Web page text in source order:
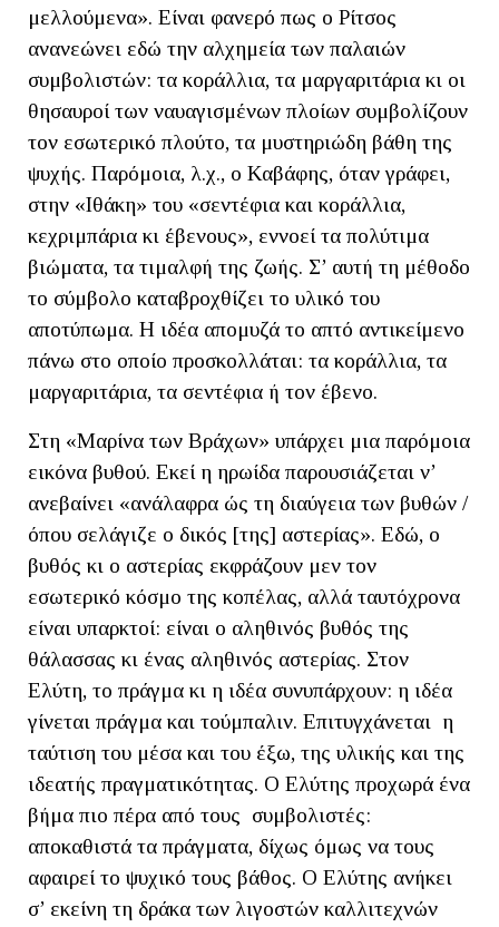
μελλούμενα». Είναι φανερό πως ο Ρίτσος
ανανεώνει εδώ την αλχημεία των παλαιών
συμβολιστών: τα κοράλλια, τα μαργαριτάρια κι οι
θησαυροί των ναυαγισμένων πλοίων συμβολίζουν
τον εσωτερικό πλούτο, τα μυστηριώδη βάθη της
ψυχής. Παρόμοια, λ.χ., ο Καβάφης, όταν γράφει,
στην «Ιθάκη» του «σεντέφια και κοράλλια,
κεχριμπάρια κι έβενους», εννοεί τα πολύτιμα
βιώματα, τα τιμαλφή της ζωής. Σ’ αυτή τη μέθοδο
το σύμβολο καταβροχθίζει το υλικό του
αποτύπωμα. Η ιδέα απομυζά το απτό αντικείμενο
πάνω στο οποίο προσκολλάται: τα κοράλλια, τα
μαργαριτάρια, τα σεντέφια ή τον έβενο.
Στη «Μαρίνα των Βράχων» υπάρχει μια παρόμοια
εικόνα βυθού. Εκεί η ηρωίδα παρουσιάζεται ν’
ανεβαίνει «ανάλαφρα ώς τη διαύγεια των βυθών /
όπου σελάγιζε ο δικός [της] αστερίας». Εδώ, ο
βυθός κι ο αστερίας εκφράζουν μεν τον
εσωτερικό κόσμο της κοπέλας, αλλά ταυτόχρονα
είναι υπαρκτοί: είναι ο αληθινός βυθός της
θάλασσας κι ένας αληθινός αστερίας. Στον
Ελύτη, το πράγμα κι η ιδέα συνυπάρχουν: η ιδέα
γίνεται πράγμα και τούμπαλιν. Επιτυγχάνεται η
ταύτιση του μέσα και του έξω, της υλικής και της
ιδεατής πραγματικότητας. Ο Ελύτης προχωρά ένα
βήμα πιο πέρα από τους συμβολιστές:
αποκαθιστά τα πράγματα, δίχως όμως να τους
αφαιρεί το ψυχικό τους βάθος. Ο Ελύτης ανήκει
σ’ εκείνη τη δράκα των λιγοστών καλλιτεχνών